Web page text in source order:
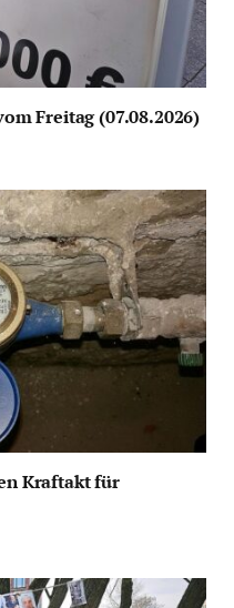
Freitag (07.08.2026)
Kraftakt für